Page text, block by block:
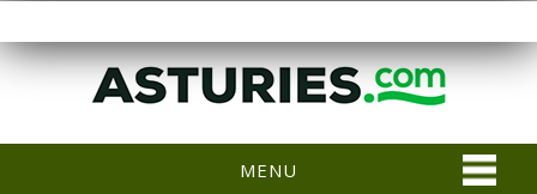
MENU